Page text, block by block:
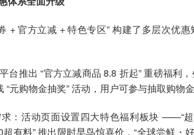
+ 官方立减 + 特色专区” 构建了多层次优
台推出 “官方立减商品 8.8 折起” 重磅福利
“元购物金抽奖” 活动，用户可参与抽取购物
：活动页面设置四大特色福利板块 ——“
有料” 推出限时早鸟惊喜价，“全球尝鲜・